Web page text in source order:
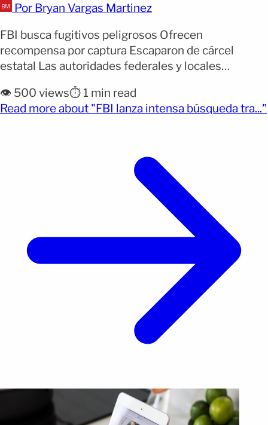
Por Bryan Vargas Martinez
FBI busca fugitivos peligrosos Ofrecen
recompensa por captura Escaparon de cárcel
estatal Las autoridades federales y locales
reclusos considerados armados y peligrosos que
escaparon de una cárcel en Carolina del Norte,
👁️ 500 views⏱️ 1 min read
Read more about "FBI lanza intensa búsqueda tra..."